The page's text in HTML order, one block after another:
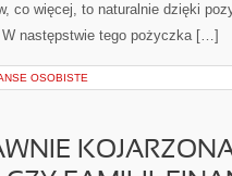
co więcej, to naturalnie dzięki
W następstwie tego pożyczka […]
OSOBISTE